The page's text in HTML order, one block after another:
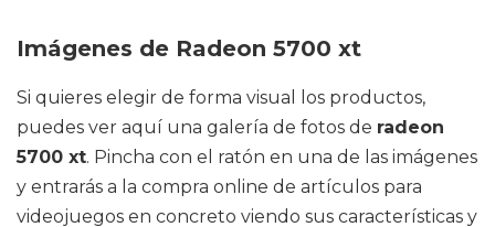
Imágenes de Radeon 5700 xt
Si quieres elegir de forma visual los productos,
puedes ver aquí una galería de fotos de radeon
5700 xt. Pincha con el ratón en una de las imágenes
y entrarás a la compra online de artículos para
videojuegos en concreto viendo sus características y